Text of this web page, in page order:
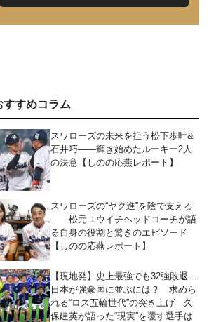
すすめコラム
スワローズの未来を担う松下歩叶&
石井巧――輝き始めたルーキー2人
の決意【しのの応燕レポート】
スワローズの“ヤク進”を陰で支える
――松元ユウイチヘッドコーチが語
る自身の役割と驚きのエピソード
【しのの応燕レポート】
【現地発】史上最強でも32強敗退…
日本が強豪国に並ぶには？ 求めら
れる“ロス五輪世代”の突き上げ 久
保建英が語った“現実”を覆す選手は